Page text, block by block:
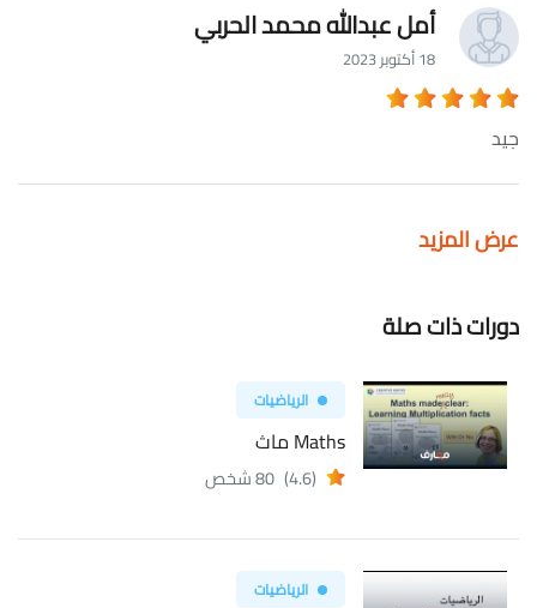
أمل عبدالله محمد الحربي
18 أكتوبر 2023
جيد
عرض المزيد
دورات ذات صلة
الرياضيات
Maths ماث
(4.6) 80 شخص
الرياضيات